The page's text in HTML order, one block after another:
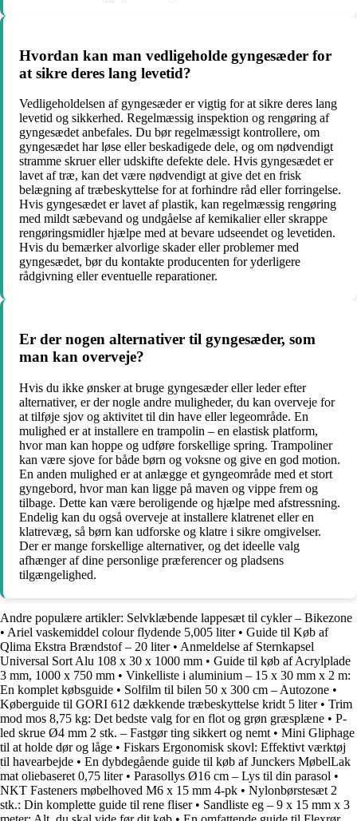
Hvordan kan man vedligeholde gyngesæder for
at sikre deres lang levetid?
Vedligeholdelsen af gyngesæder er vigtig for at sikre deres lang
levetid og sikkerhed. Regelmæssig inspektion og rengøring af
gyngesædet anbefales. Du bør regelmæssigt kontrollere, om
gyngesædet har løse eller beskadigede dele, og om nødvendigt
stramme skruer eller udskifte defekte dele. Hvis gyngesædet er
lavet af træ, kan det være nødvendigt at give det en frisk
belægning af træbeskyttelse for at forhindre råd eller forringelse.
Hvis gyngesædet er lavet af plastik, kan regelmæssig rengøring
med mildt sæbevand og undgåelse af kemikalier eller skrappe
rengøringsmidler hjælpe med at bevare udseendet og levetiden.
Hvis du bemærker alvorlige skader eller problemer med
gyngesædet, bør du kontakte producenten for yderligere
rådgivning eller eventuelle reparationer.
Er der nogen alternativer til gyngesæder, som
man kan overveje?
Hvis du ikke ønsker at bruge gyngesæder eller leder efter
alternativer, er der nogle andre muligheder, du kan overveje for
at tilføje sjov og aktivitet til din have eller legeområde. En
mulighed er at installere en trampolin – en elastisk platform,
hvor man kan hoppe og udføre forskellige spring. Trampoliner
kan være sjove for både børn og voksne og give en god motion.
En anden mulighed er at anlægge et gyngeområde med et stort
gyngebord, hvor man kan ligge på maven og vippe frem og
tilbage. Dette kan være beroligende og hjælpe med afstressning.
Endelig kan du også overveje at installere klatrenet eller en
klatrevæg, så børn kan udforske og klatre i sikre omgivelser.
Der er mange forskellige alternativer, og det ideelle valg
afhænger af dine personlige præferencer og pladsens
tilgængelighed.
Andre populære artikler: Selvklæbende lappesæt til cykler – Bikezone
• Ariel vaskemiddel colour flydende 5,005 liter• Guide til Køb af
Qlima Ekstra Brændstof – 20 liter• Anmeldelse af Sternkapsel
Universal Sort Alu 108 x 30 x 1000 mm • Guide til køb af Acrylplade
3 mm, 1000 x 750 mm • Vinkelliste i aluminium – 15 x 30 mm x 2 m:
En komplet købsguide • Solfilm til bilen 50 x 300 cm – Autozone •
Køberguide til GORI 612 dækkende træbeskyttelse kridt 5 liter• Trim
mod mos 8,75 kg: Det bedste valg for en flot og grøn græsplæne • P-
led skrue Ø4 mm 2 stk. – Fastgør ting sikkert og nemt • Mini Gliphage
til at holde dør og låge • Fiskars Ergonomisk skovl: Effektivt værktøj
til havearbejde • En dybdegående guide til køb af Junckers MøbelLak
mat oliebaseret 0,75 liter• Parasollys Ø16 cm – Lys til din parasol •
NKT Fasteners møbelhoved M6 x 15 mm 4-pk • Nylonbørstesæt 2
stk.: Din komplette guide til rene fliser• Sandliste eg – 9 x 15 mm x 3